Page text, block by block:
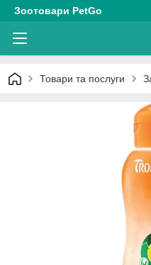
Зоотовари PetGo
Товари та послуги